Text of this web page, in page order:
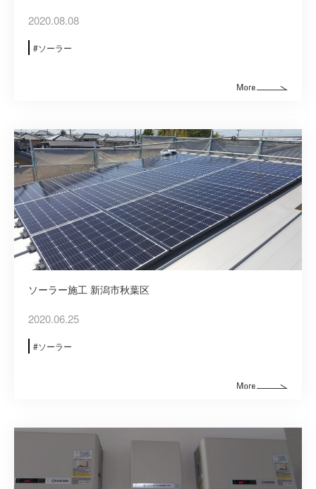
建築資材
建築サポート
大型パネル事業
2020.08.08
ソーラー
ソーラー施工 新潟市秋葉区
2020.06.25
ソーラー